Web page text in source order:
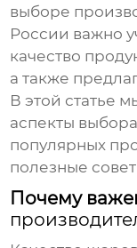
выборе
России важно
качество
а также
В этой статье
аспекты
популярных
полезные
Почему